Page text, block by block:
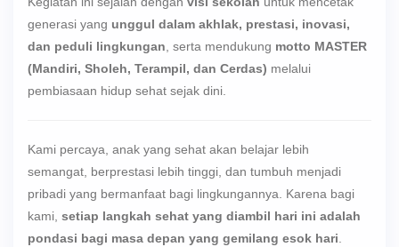
generasi yang unggul dalam akhlak, prestasi, inovasi,
dan peduli lingkungan, serta mendukung motto MASTER
(Mandiri, Sholeh, Terampil, dan Cerdas) melalui
pembiasaan hidup sehat sejak dini.
Kami percaya, anak yang sehat akan belajar lebih
semangat, berprestasi lebih tinggi, dan tumbuh menjadi
pribadi yang bermanfaat bagi lingkungannya. Karena bagi
kami, setiap langkah sehat yang diambil hari ini adalah
pondasi bagi masa depan yang gemilang esok hari.